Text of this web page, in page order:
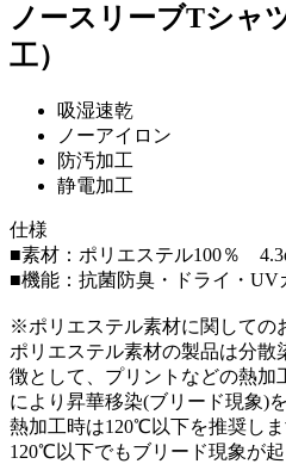
ノースリーブTシャ
工）
吸湿速乾
ノーアイロン
防汚加工
静電加工
仕様
■素材：ポリエステル100％
■機能：抗菌防臭・ドライ・UV
※ポリエステル素材に関しての
ポリエステル素材の製品は分
徴として、プリントなどの熱加
により昇華移染(ブリード現象)
熱加工時は120℃以下を推奨し
120℃以下でもブリード現象が